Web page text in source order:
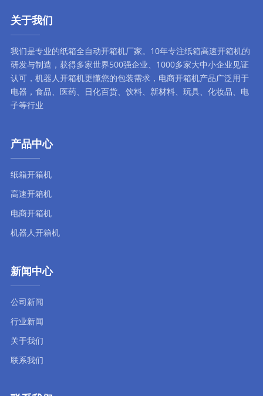
关于我们
我们是专业的纸箱全自动开箱机厂家。10年专注纸箱高速开箱机的
研发与制造，获得多家世界500强企业、1000多家大中小企业见证
认可， 机器人开箱机更懂您的包装需求， 电商开箱机产品广泛用于
电器，食品、医药、日化百货、饮料、新材料、玩具、化妆品、电
子等行业
产品中心
纸箱开箱机
高速开箱机
电商开箱机
机器人开箱机
新闻中心
公司新闻
行业新闻
关于我们
联系我们